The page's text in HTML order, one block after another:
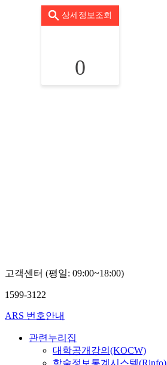
상세정보조회
0
고객센터 (평일: 09:00~18:00)
1599-3122
ARS 번호안내
관련누리집
대학공개강의(KOCW)